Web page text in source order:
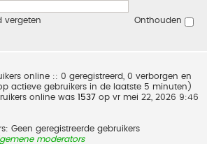
vergeten Onthouden
online :: 0 geregistreerd, 0 verborgen en
actieve gebruikers in de laatste 5 minuten)
online was 1537 op vr mei 22, 2026 9:46
Geen geregistreerde gebruikers
moderators